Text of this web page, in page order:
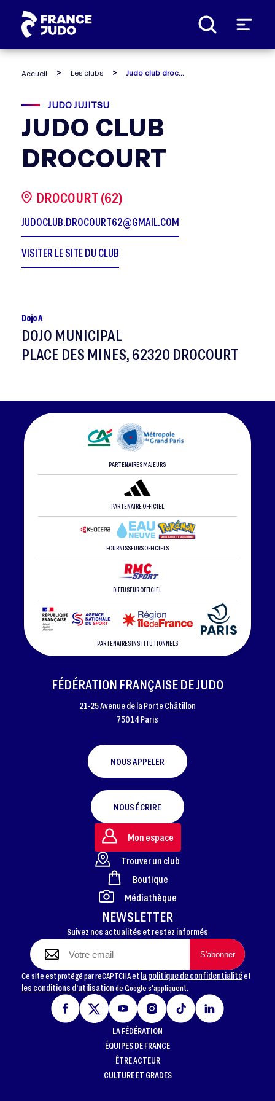
Accueil Les clubs
JUDO JUJITSU
JUDO CLUB
DROCOURT
DROCOURT (62)
JUDOCLUB.DROCOURT62@GMAIL.COM
VISITER LE SITE DU CLUB
Dojo A
DOJO MUNICIPAL
PLACE DES MINES, 62320 DROCOURT
PARTENAIRES MAJEURS
PARTENAIRE OFFICIEL
FOURNISSEURS OFFICIELS
DIFFUSEUR OFFICIEL
PARTENAIRES INSTITUTIONNELS
FOOTER
FÉDÉRATION FRANÇAISE DE JUDO
21-25 Avenue de la Porte Châtillon
75014 Paris
NOUS APPELER
NOUS ÉCRIRE
NEWSLETTER
Suivez nos actualités et restez informés
Ce site est protégé par reCAPTCHA et la politique de confidentialitéet
les conditions d'utilisationde Google s'appliquent.
Mon espace
Trouver un club
Boutique
Médiathèque
LA FÉDÉRATION
ÉQUIPES DE FRANCE
ÊTRE ACTEUR
CULTURE ET GRADES